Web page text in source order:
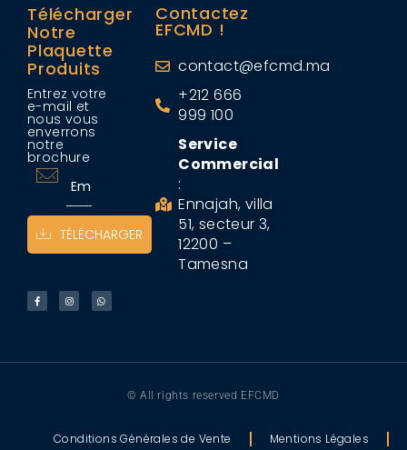
Télécharger
Notre
Plaquette
Produits
Entrez votre
e-mail et
nous vous
enverrons
notre
brochure
TÉLÉCHARGER
Contactez
EFCMD !
contact@efcmd.ma
+212 666
999 100
Service
Commercial
:
Ennajah, villa
51, secteur 3,
12200 –
Tamesna
© All rights reserved EFCMD
Conditions Générales de Vente Mentions Légales